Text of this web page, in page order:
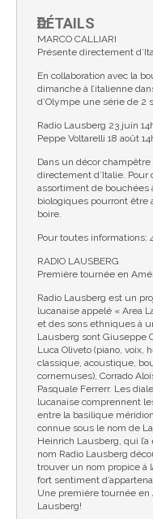
DÉTAILS
MARCO CALLIARI
Présente directement
En collaboration avec la
dimanche à l’italienne
d’Olympe une série de 2
Radio Lausberg 23 juin
Peppe Voltarelli 18 août
Dans un décor
directement d’Italie.
assortiment de bouchées
biologiques pourront être
boire.
Pour toutes informations:
RADIO LAUSBERG
Première tournée en
Radio Lausberg est un
lucanaise appelé « Area
et des sons ethniques à
Lausberg sont Giuseppe
Luca Oliveto (piano, voix,
classique, acoustique,
cornemuses), Corrado
Pasquale Ferrerr. Les
lucanaise comprennent
entre la basilique
connue sous le nom de
Heinrich Lausberg, qui
nom Radio Lausberg
trouver un nom propice à
fort sentiment
Une première tournée
Lausberg!